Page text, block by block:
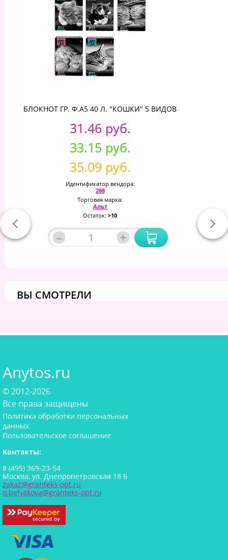
БЛОКНОТ ГР. Ф.А5 40 Л. "КОШКИ" 5 ВИДОВ
31.46 руб.
33.15 руб.
35.09 руб.
Идентификатор вендора:
288
Торговая марка:
Альт
Остаток: >10
– +
ВЫ СМОТРЕЛИ
Anytos.ru
© 2012-2026
Все права защищены
Политика обработки персональных
данных
Пользовательское соглашение
Контакты:
8 (495) 369-23-54
Москва, ул. Днепропетровская 18 Б
zakaz@granteks-opt.ru
o.belyakova@granteks-opt.ru